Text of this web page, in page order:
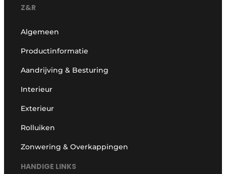
Z&R
Algemeen
Productinformatie
Aandrijving & Besturing
Interieur
Exterieur
Rolluiken
Zonwering & Overkappingen
HANDIGE LINKS